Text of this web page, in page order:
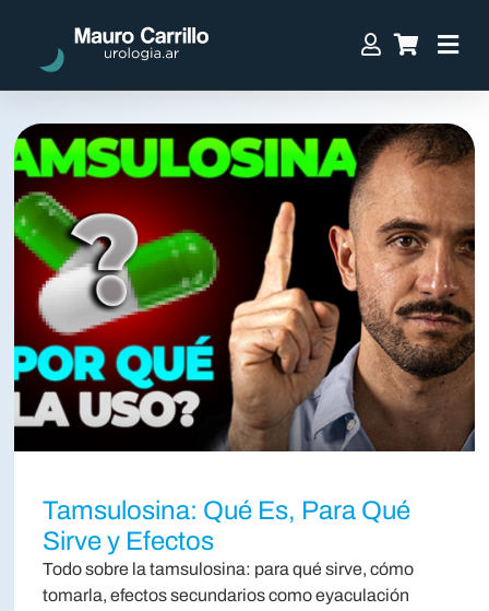
Tamsulosina: Qué Es, Para Qué
Sirve y Efectos
Todo sobre la tamsulosina: para qué sirve, cómo
tomarla, efectos secundarios como eyaculación